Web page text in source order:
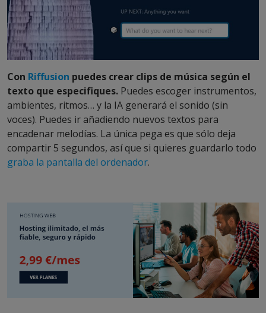
Con Riffusion puedes crear clips de música según el
texto que especifiques. Puedes escoger instrumentos,
ambientes, ritmos… y la IA generará el sonido (sin
voces). Puedes ir añadiendo nuevos textos para
encadenar melodías. La única pega es que sólo deja
compartir 5 segundos, así que si quieres guardarlo todo
graba la pantalla del ordenador.